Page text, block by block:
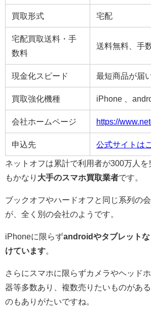
買取形式 宅配
宅配買取送料・手
数料
送料無料、手
現金化スピード 最短商品が届
買取強化機種 iPhone 、
会社ホームページ https://
申込先 公式サイトは
ネットオフは累計で利用者が300万人
もかなり 大手のスマホ買取業者です。
ブックオフやハードオフと同じ系列の
が、全く別の会社のようです。
iPhoneに限らずandroidやタブレット
けています
さらにスマホに限らずカメラやヘッド
器等多数あり、複数売りたいものがあ
のもありがたいですね。